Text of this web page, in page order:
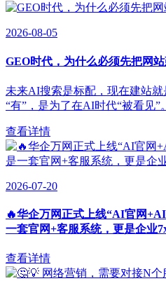
2026-08-05
GEO时代，为什么必须先把网站
未来AI搜索是标配，现在建站
“有”，是为了在AI时代“被看见”
查看详情
2026-07-20
🔥华企万网正式上线“AI官网
一套官网+客服系统，更是企业
查看详情